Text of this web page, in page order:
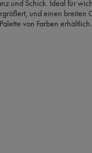
und Schick. Ideal für
und einen breiten
von Farben